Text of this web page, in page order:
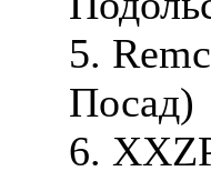
5.
Посад)
6.